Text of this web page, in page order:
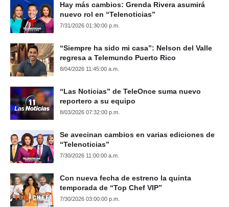
Hay más cambios: Grenda Rivera asumirá
nuevo rol en “Telenoticias”
7/31/2026 01:30:00 p.m.
“Siempre ha sido mi casa”: Nelson del Valle
regresa a Telemundo Puerto Rico
8/04/2026 11:45:00 a.m.
“Las Noticias” de TeleOnce suma nuevo
reportero a su equipo
8/03/2026 07:32:00 p.m.
Se avecinan cambios en varias ediciones de
“Telenoticias”
7/30/2026 11:00:00 a.m.
Con nueva fecha de estreno la quinta
temporada de “Top Chef VIP”
7/30/2026 03:00:00 p.m.